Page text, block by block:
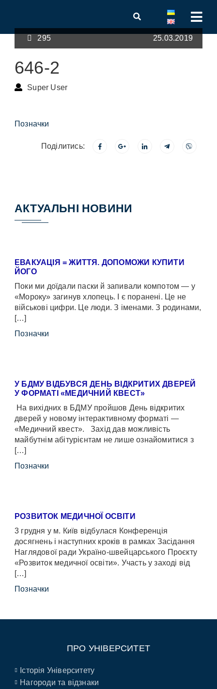
295 25.03.2019
646-2
Super User
Позначки
Поділитись:
АКТУАЛЬНІ НОВИНИ
ЕВАКУАЦІЯ = ЖИТТЯ. ДОПОМОЖИ КУПИТИ
ЙОГО
Поки ми доїдали паски й запивали компотом — у
«Мороку» загинув хлопець. І є поранені. Це не
військові цифри. Це люди. З іменами. З родинами,
[…]
Позначки
У БДМУ ВІДБУВСЯ ДЕНЬ ВІДКРИТИХ ДВЕРЕЙ
У ФОРМАТІ «МЕДИЧНИЙ КВЕСТ»
На вихідних в БДМУ пройшов День відкритих
дверей у новому інтерактивному форматі —
«Медичний квест». Захід дав можливість
майбутнім абітурієнтам не лише ознайомитися з
[…]
Позначки
РОЗВИТОК МЕДИЧНОЇ ОСВІТИ
3 грудня у м. Київ відбулася Конференція
досягнень і наступних кроків в рамках Засідання
Наглядової ради Україно-швейцарського Проєкту
«Розвиток медичної освіти». Участь у заході від
[…]
Позначки
ПРО УНІВЕРСИТЕТ
Історія Університету
Нагороди та відзнаки